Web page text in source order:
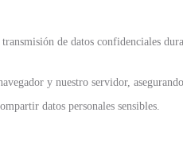
de datos confidenciales
y nuestro servidor,
datos personales sensibles.